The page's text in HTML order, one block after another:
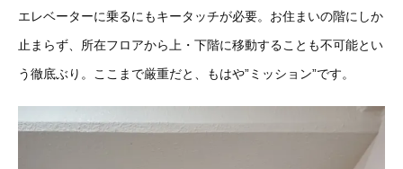
エレベーターに乗るにもキータッチが必要。お住まいの階にしか
止まらず、所在フロアから上・下階に移動することも不可能とい
う徹底ぶり。ここまで厳重だと、もはや”ミッション”です。